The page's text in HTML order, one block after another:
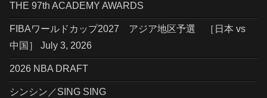
THE 97th ACADEMY AWARDS
FIBAワールドカップ2027 アジア地区予選 ［日本 vs
中国］ July 3, 2026
2026 NBA DRAFT
シンシン／SING SING